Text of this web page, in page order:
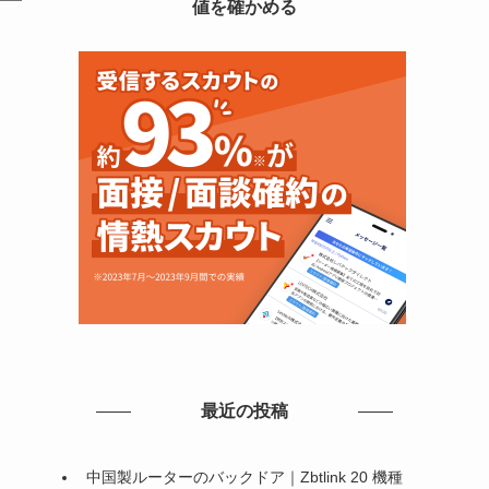
値を確かめる
最近の投稿
中国製ルーターのバックドア｜Zbtlink 20 機種